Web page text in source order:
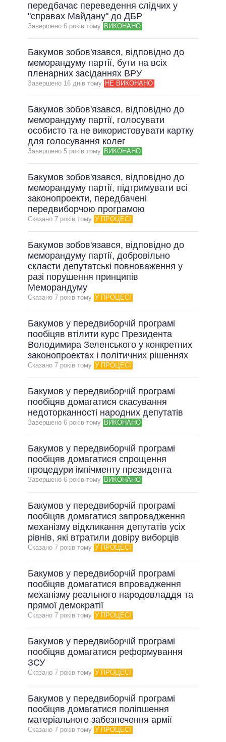
ОБІЦЯНКИ У ПРОЦЕСІ
ВСІ ОБІЦЯНКИ
АРХІВНІ ОБІЦЯНКИ
передбачає переведення слідчих у
"справах Майдану" до ДБР
Завершено 6 рокiв тому ВИКОНАНО
Бакумов зобов'язався, відповідно до
меморандуму партії, бути на всіх
пленарних засіданнях ВРУ
Завершено 16 днiв тому НЕ ВИКОНАНО
Бакумов зобов'язався, відповідно до
меморандуму партії, голосувати
особисто та не використовувати картку
для голосування колег
Завершено 5 рокiв тому ВИКОНАНО
Бакумов зобов'язався, відповідно до
меморандуму партії, підтримувати всі
законопроекти, передбачені
передвиборчою програмою
Сказано 7 рокiв тому У ПРОЦЕСІ
Бакумов зобов'язався, відповідно до
меморандуму партії, добровільно
скласти депутатські повноваження у
разі порушення принципів
Меморандуму
Сказано 7 рокiв тому У ПРОЦЕСІ
Бакумов у передвиборчій програмі
пообіцяв втілити курс Президента
Володимира Зеленського у конкретних
законопроектах і політичних рішеннях
Сказано 7 рокiв тому У ПРОЦЕСІ
Бакумов у передвиборчій програмі
пообіцяв домагатися скасування
недоторканності народних депутатів
Завершено 6 рокiв тому ВИКОНАНО
Бакумов у передвиборчій програмі
пообіцяв домагатися спрощення
процедури імпічменту президента
Завершено 6 рокiв тому ВИКОНАНО
Бакумов у передвиборчій програмі
пообіцяв домагатися запровадження
механізму відкликання депутатів усіх
рівнів, які втратили довіру виборців
Сказано 7 рокiв тому У ПРОЦЕСІ
Бакумов у передвиборчій програмі
пообіцяв домагатися впровадження
механізму реального народовладдя та
прямої демократії
Сказано 7 рокiв тому У ПРОЦЕСІ
Бакумов у передвиборчій програмі
пообіцяв домагатися реформування
ЗСУ
Сказано 7 рокiв тому У ПРОЦЕСІ
Бакумов у передвиборчій програмі
пообіцяв домагатися поліпшення
матеріального забезпечення армії
Сказано 7 рокiв тому У ПРОЦЕСІ